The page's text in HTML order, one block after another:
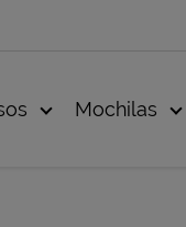
Mochilas